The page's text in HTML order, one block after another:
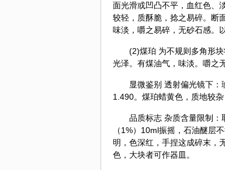
面光滑或凹凸不平，血红色、
较轻，质酥脆，捻之易碎。断
味淡，嚼之易碎，无砂石感。
(2)煤珀 为不规则多角形
光泽。有煤油气，味淡。嚼之
显微鉴别 透射偏光镜下
1.490。煤珀蜡黄色，质地较
品质标志 杂质含量限制
（1%）10ml振摇，石油醚层
明，色深红，手捏这成碎末，
色，大块者可作器皿。